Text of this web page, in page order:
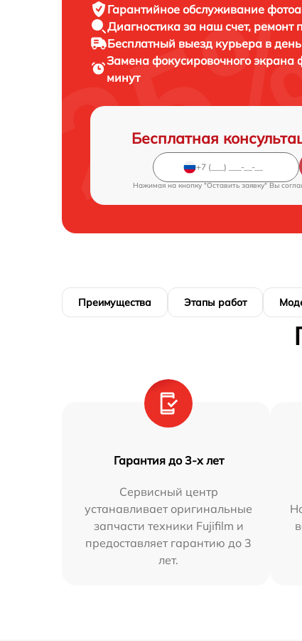
Гарантийное обслуживание
Диагностика за наш счет, ремонт
Бесплатный выезд курьера в
Замена фокусировочного экрана
минут
Бесплатная
Нажимая на кнопку "Оставить заявку" Вы
Преимущества Этапы работ
Гарантия до 3-х лет
Сервисный центр
устанавливает оригинальные
запчасти техники Fujifilm и
предоставляет гарантию до 3
лет.